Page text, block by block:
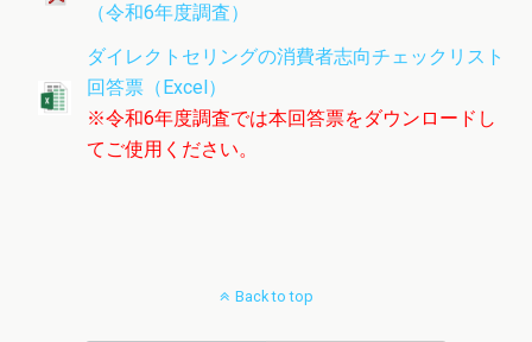
（令和6年度調査）
ダイレクトセリングの消費者志向チェックリスト
回答票（Excel）
※令和6年度調査では本回答票をダウンロードし
てご使用ください。
Back to top